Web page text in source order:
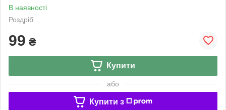
В наявності
Роздріб
99 ₴
Купити
або
Купити з